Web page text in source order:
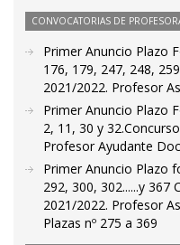
CONVOCATORIAS DE
Primer Anuncio Plazo
176, 179, 247, 248,
2021/2022. Profesor
Primer Anuncio Plazo
2, 11, 30 y
Profesor Ayudante
Primer Anuncio Plazo
292, 300, 302......y 367
2021/2022. Profesor
Plazas nº 275 a 369